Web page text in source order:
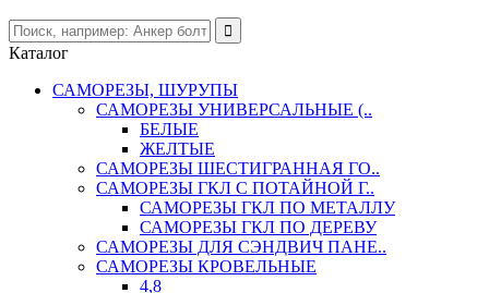
Каталог
САМОРЕЗЫ, ШУРУПЫ
САМОРЕЗЫ УНИВЕРСАЛЬНЫЕ (..
БЕЛЫЕ
ЖЕЛТЫЕ
САМОРЕЗЫ ШЕСТИГРАННАЯ ГО..
САМОРЕЗЫ ГКЛ С ПОТАЙНОЙ Г..
САМОРЕЗЫ ГКЛ ПО МЕТАЛЛУ
САМОРЕЗЫ ГКЛ ПО ДЕРЕВУ
САМОРЕЗЫ ДЛЯ СЭНДВИЧ ПАНЕ..
САМОРЕЗЫ КРОВЕЛЬНЫЕ
4,8